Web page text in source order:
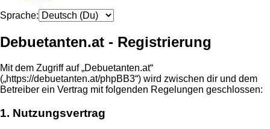
Sprache:
Debuetanten.at - Registrierung
Mit dem Zugriff auf „Debuetanten.at“
(„https://debuetanten.at/phpBB3“) wird zwischen dir und dem
Betreiber ein Vertrag mit folgenden Regelungen geschlossen:
1. Nutzungsvertrag